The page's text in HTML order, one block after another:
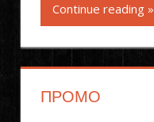
Continue reading »
ПРОМО